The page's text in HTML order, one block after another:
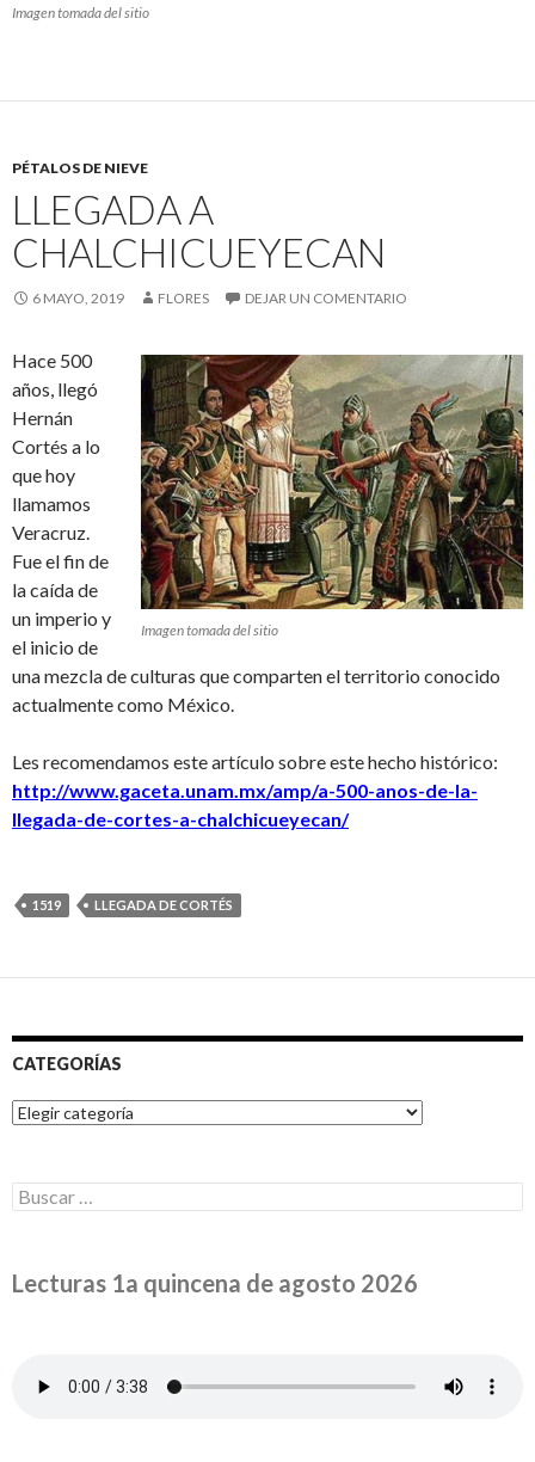
Imagen tomada del sitio
PÉTALOS DE NIEVE
LLEGADA A
CHALCHICUEYECAN
6 MAYO, 2019 FLORES DEJAR UN COMENTARIO
Imagen tomada del sitio
Hace 500
años, llegó
Hernán
Cortés a lo
que hoy
llamamos
Veracruz.
Fue el fin de
la caída de
un imperio y
el inicio de
una mezcla de culturas que comparten el territorio conocido
actualmente como México.
Les recomendamos este artículo sobre este hecho histórico:
http://www.gaceta.unam.mx/amp/a-500-anos-de-la-
llegada-de-cortes-a-chalchicueyecan/
1519 LLEGADA DE CORTÉS
CATEGORÍAS
Categorías
Buscar:
Lecturas 1a quincena de agosto 2026